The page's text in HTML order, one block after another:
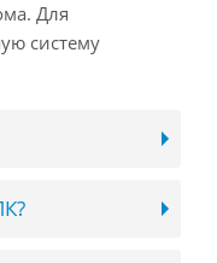
Для
систему